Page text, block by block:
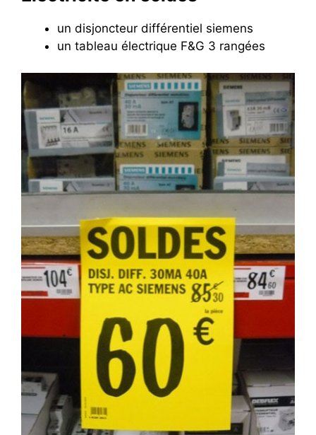
un disjoncteur différentiel siemens
un tableau électrique F&G 3 rangées